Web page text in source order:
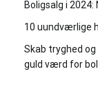
Boligsalg i
10 uundværlige
Skab tryghed
guld værd for